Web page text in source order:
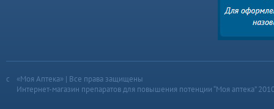
«Моя Аптека» | Все права защищены
Интернет-магазин препаратов для повышения потенции “Моя аптека”